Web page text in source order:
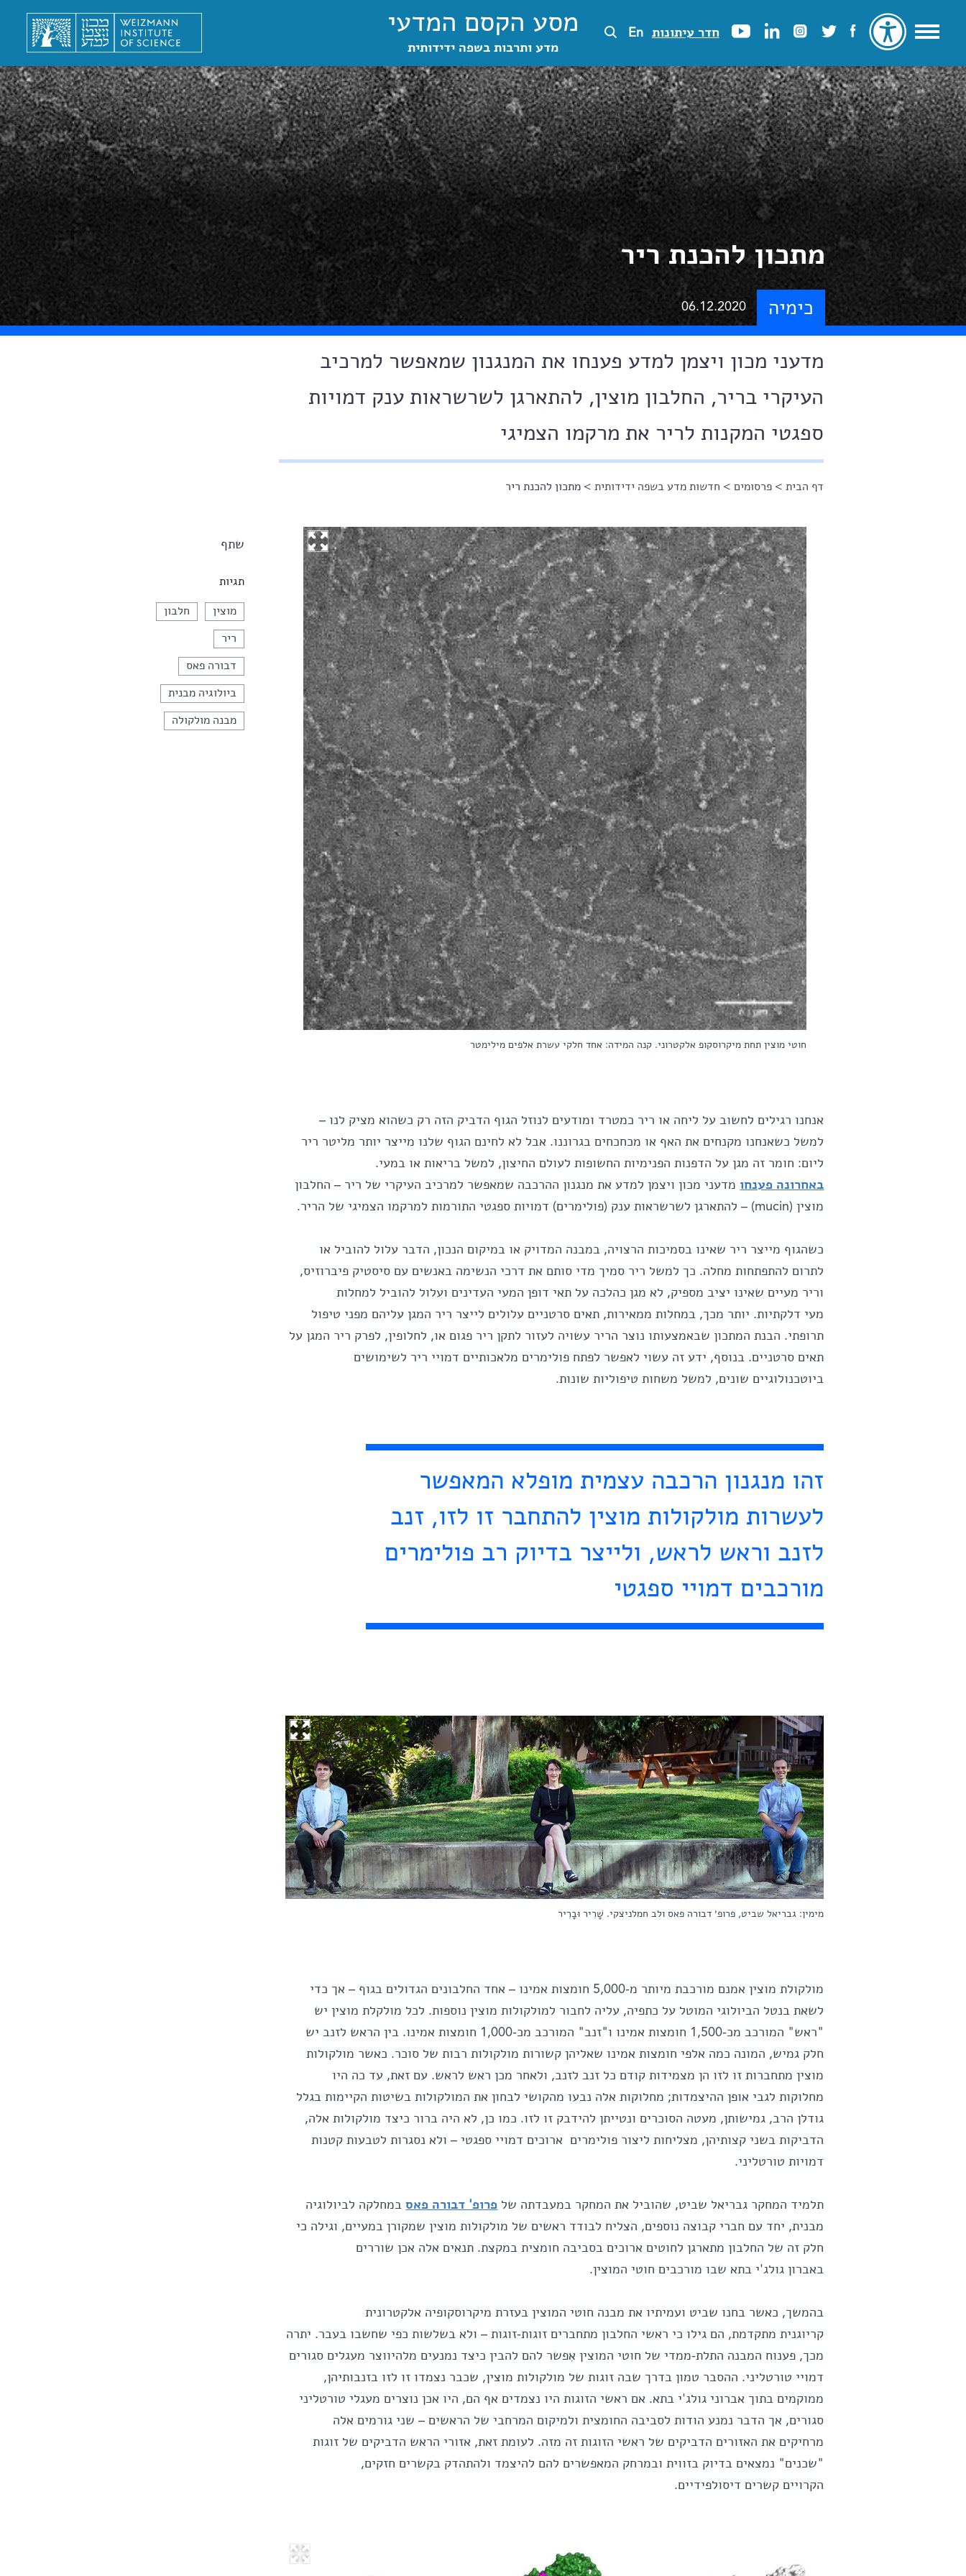
חדר עיתונות En מסע הקסם המדעי
מדע ותרבות בשפה ידידותית
מתכון להכנת ריר
כימיה 06.12.2020
מדעני מכון ויצמן למדע פענחו את המנגנון שמאפשר למרכיב
העיקרי בריר, החלבון מוצין, להתארגן לשרשראות ענק דמויות
ספגטי המקנות לריר את מרקמו הצמיגי
הינך נמצא כאן
דף הבית >פרסומים > חדשות מדע בשפה ידידותית > מתכון להכנת ריר
שתף
תגיות
מוצין חלבון
ריר
דבורה פאס
ביולוגיה מבנית
מבנה מולקולה
חוטי מוצין תחת מיקרוסקופ אלקטרוני. קנה המידה: אחד חלקי עשרת אלפים מילימטר
אנחנו רגילים לחשוב על ליחה או ריר כמטרד ומודעים לנוזל הגוף הדביק הזה רק כשהוא מציק לנו –
למשל כשאנחנו מקנחים את האף או מכחכחים בגרוננו. אבל לא לחינם הגוף שלנו מייצר יותר מליטר ריר
ליום: חומר זה מגן על הדפנות הפנימיות החשופות לעולם החיצון, למשל בריאות או במעי.
באחרונה פענחו מדעני מכון ויצמן למדע את מנגנון ההרכבה שמאפשר למרכיב העיקרי של ריר – החלבון
מוצין (mucin) – להתארגן לשרשראות ענק (פולימרים) דמויות ספגטי התורמות למרקמו הצמיגי של הריר.
כשהגוף מייצר ריר שאינו בסמיכות הרצויה, במבנה המדויק או במיקום הנכון, הדבר עלול להוביל או
לתרום להתפתחות מחלה. כך למשל ריר סמיך מדי סותם את דרכי הנשימה באנשים עם סיסטיק פיברוזיס,
וריר מעיים שאינו יציב מספיק, לא מגן כהלכה על תאי דופן המעי העדינים ועלול להוביל למחלות
מעי דלקתיות. יותר מכך, במחלות ממאירות, תאים סרטניים עלולים לייצר ריר המגן עליהם מפני טיפול
תרופתי. הבנת המתכון שבאמצעותו נוצר הריר עשויה לעזור לתקן ריר פגום או, לחלופין, לפרק ריר המגן על
תאים סרטניים. בנוסף, ידע זה עשוי לאפשר לפתח פולימרים מלאכותיים דמויי ריר לשימושים
ביוטכנולוגיים שונים, למשל משחות טיפוליות שונות.
זהו מנגנון הרכבה עצמית מופלא המאפשר
לעשרות מולקולות מוצין להתחבר זו לזו, זנב
לזנב וראש לראש, ולייצר בדיוק רב פולימרים
מורכבים דמויי ספגטי
מימין: גבריאל שביט, פרופ׳ דבורה פאס ולב חמלניצקי. שָׁרִיר וּבָרִיר
מולקולת מוצין אמנם מורכבת מיותר מ-5,000 חומצות אמינו – אחד החלבונים הגדולים בגוף – אך כדי
לשאת בנטל הביולוגי המוטל על כתפיה, עליה לחבור למולקולות מוצין נוספות. לכל מולקלת מוצין יש
"ראש" המורכב מכ-1,500 חומצות אמינו ו"זנב" המורכב מכ-1,000 חומצות אמינו. בין הראש לזנב יש
חלק גמיש, המונה כמה אלפי חומצות אמינו שאליהן קשורות מולקולות רבות של סוכר. כאשר מולקולות
מוצין מתחברות זו לזו הן מצמידות קודם כל זנב לזנב, ולאחר מכן ראש לראש. עם זאת, עד כה היו
מחלוקות לגבי אופן ההיצמדות; מחלוקות אלה נבעו מהקושי לבחון את המולקולות בשיטות הקיימות בגלל
גודלן הרב, גמישותן, מעטה הסוכרים ונטייתן להידבק זו לזו. כמו כן, לא היה ברור כיצד מולקולות אלה,
הדביקות בשני קצותיהן, מצליחות ליצור פולימרים ארוכים דמויי ספגטי – ולא נסגרות לטבעות קטנות
דמויות טורטליני.
תלמיד המחקר גבריאל שביט, שהוביל את המחקר במעבדתה של פרופ' דבורה פאסבמחלקה לביולוגיה
מבנית, יחד עם חברי קבוצה נוספים, הצליח לבודד ראשים של מולקולות מוצין שמקורן במעיים, וגילה כי
חלק זה של החלבון מתארגן לחוטים ארוכים בסביבה חומצית במקצת. תנאים אלה אכן שוררים
באברון גולג'י בתא שבו מורכבים חוטי המוצין.
בהמשך, כאשר בחנו שביט ועמיתיו את מבנה חוטי המוצין בעזרת מיקרוסקופיה אלקטרונית
קריוגנית מתקדמת, הם גילו כי ראשי החלבון מתחברים זוגות-זוגות – ולא בשלשות כפי שחשבו בעבר. יתרה
מכך, פענוח המבנה התלת-ממדי של חוטי המוצין אִפשר להם להבין כיצד נמנעים מלהיווצר מעגלים סגורים
דמויי טורטליני. ההסבר טמון בדרך שבה זוגות של מולקולות מוצין, שכבר נצמדו זו לזו בזנבותיהן,
ממוקמים בתוך אברוני גולג'י בתא. אם ראשי הזוגות היו נצמדים אף הם, היו אכן נוצרים מעגלי טורטליני
סגורים, אך הדבר נמנע הודות לסביבה החומצית ולמיקום המרחבי של הראשים – שני גורמים אלה
מרחיקים את האזורים הדביקים של ראשי הזוגות זה מזה. לעומת זאת, אזורי הראש הדביקים של זוגות
"שכנים" נמצאים בדיוק בזווית ובמרחק המאפשרים להם להיצמד ולהתהדק בקשרים חזקים,
הקרויים קשרים דיסולפידיים.